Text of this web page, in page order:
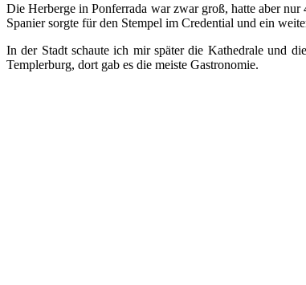
Die Herberge in Ponferrada war zwar groß, hatte aber
Spanier sorgte für den Stempel im Credential und ein
In der Stadt schaute ich mir später die Kathedrale und
Templerburg, dort gab es die meiste Gastronomie.